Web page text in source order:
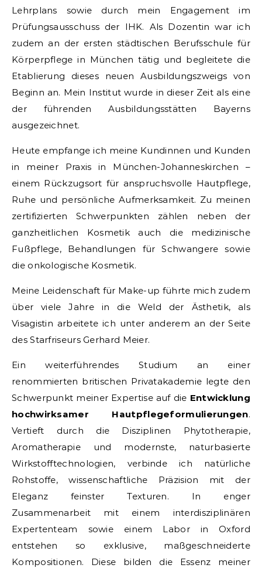
Lehrplans sowie durch mein Engagement im
Prüfungsausschuss der IHK. Als Dozentin war ich
zudem an der ersten städtischen Berufsschule für
Körperpflege in München tätig und begleitete die
Etablierung dieses neuen Ausbildungszweigs von
Beginn an. Mein Institut wurde in dieser Zeit als eine
der führenden Ausbildungsstätten Bayerns
ausgezeichnet.
Heute empfange ich meine Kundinnen und Kunden
in meiner Praxis in München-Johanneskirchen –
einem Rückzugsort für anspruchsvolle Hautpflege,
Ruhe und persönliche Aufmerksamkeit. Zu meinen
zertifizierten Schwerpunkten zählen neben der
ganzheitlichen Kosmetik auch die medizinische
Fußpflege, Behandlungen für Schwangere sowie
die onkologische Kosmetik.
Meine Leidenschaft für Make-up führte mich zudem
über viele Jahre in die Weld der Ästhetik, als
Visagistin arbeitete ich unter anderem an der Seite
des Starfriseurs Gerhard Meier.
Ein weiterführendes Studium an einer
renommierten britischen Privatakademie legte den
Schwerpunkt meiner Expertise auf die Entwicklung
hochwirksamer Hautpflegeformulierungen.
Vertieft durch die Disziplinen Phytotherapie,
Aromatherapie und modernste, naturbasierte
Wirkstofftechnologien, verbinde ich natürliche
Rohstoffe, wissenschaftliche Präzision mit der
Eleganz feinster Texturen. In enger
Zusammenarbeit mit einem interdisziplinären
Expertenteam sowie einem Labor in Oxford
entstehen so exklusive, maßgeschneiderte
Kompositionen. Diese bilden die Essenz meiner